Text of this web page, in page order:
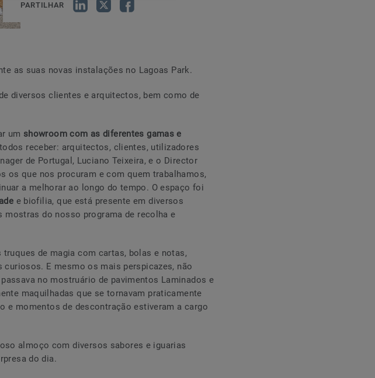
PARTILHAR
as suas novas instalações no Lagoas Park.
diversos clientes e arquitectos, bem como de
um showroom com as diferentes gamas e
receber: arquitectos, clientes, utilizadores
de Portugal, Luciano Teixeira, e o Director
os que nos procuram e com quem trabalhamos,
a melhorar ao longo do tempo. O espaço foi
e biofilia, que está presente em diversos
mostras do nosso programa de recolha e
de magia com cartas, bolas e notas,
E mesmo os mais perspicazes, não
no mostruário de pavimentos Laminados e
maquilhadas que se tornavam praticamente
e momentos de descontração estiveram a cargo
almoço com diversos sabores e iguarias
do dia.